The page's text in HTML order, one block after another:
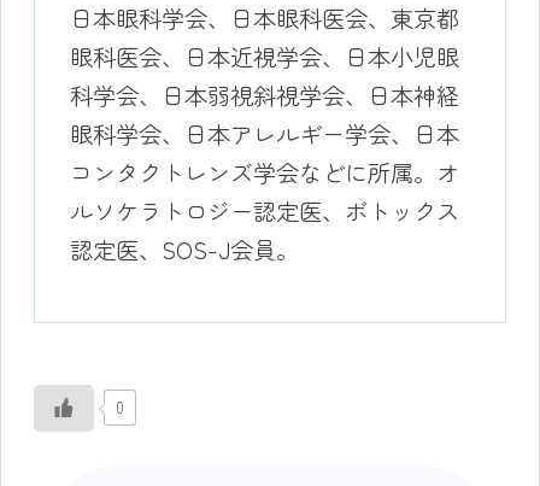
日本眼科学会、日本眼科医会、東京都
眼科医会、日本近視学会、日本小児眼
科学会、日本弱視斜視学会、日本神経
眼科学会、日本アレルギー学会、日本
コンタクトレンズ学会などに所属。オ
ルソケラトロジー認定医、ボトックス
認定医、SOS-J会員。
0